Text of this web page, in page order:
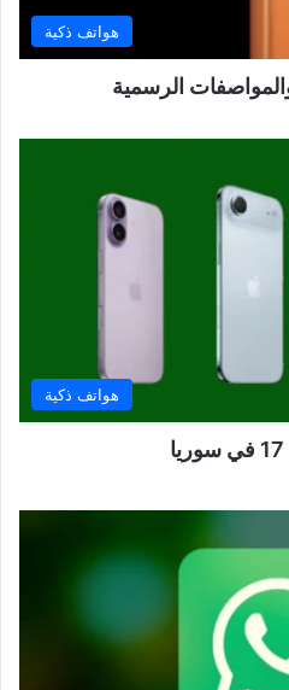
هواتف ذكية
هواتف ذكية